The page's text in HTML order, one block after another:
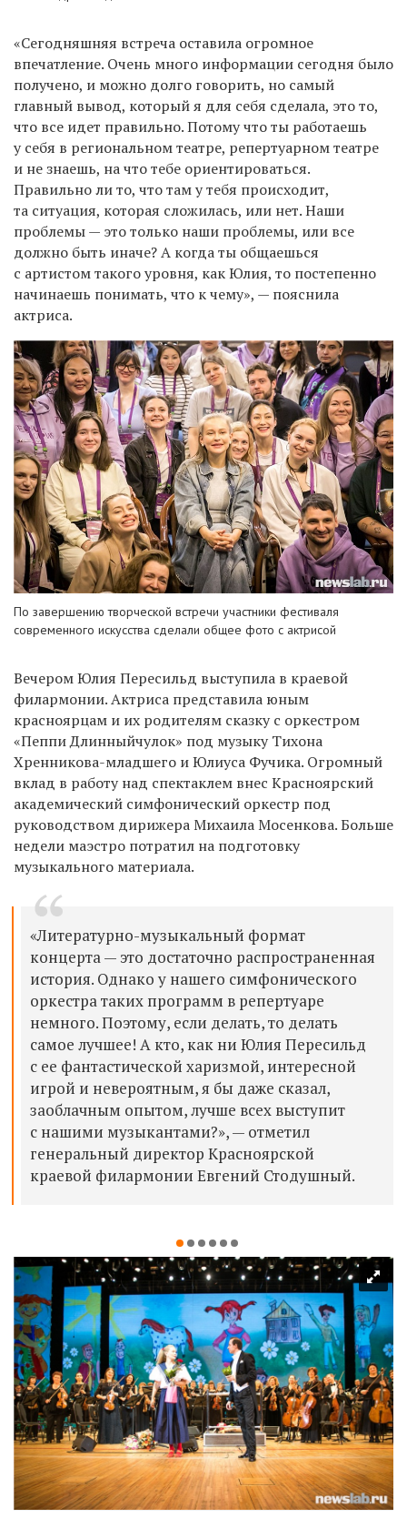
«Сегодняшняя встреча оставила огромное
впечатление. Очень много информации сегодня было
получено, и можно долго говорить, но самый
главный вывод, который я для себя сделала, это то,
что все идет правильно. Потому что ты работаешь
у себя в региональном театре, репертуарном театре
и не знаешь, на что тебе ориентироваться.
Правильно ли то, что там у тебя происходит,
та ситуация, которая сложилась, или нет. Наши
проблемы — это только наши проблемы, или все
должно быть иначе? А когда ты общаешься
с артистом такого уровня, как Юлия, то постепенно
начинаешь понимать, что к чему», — пояснила
актриса.
По завершению творческой встречи участники фестиваля
современного искусства сделали общее фото с актрисой
Вечером Юлия Пересильд выступила в краевой
филармонии. Актриса представила юным
красноярцам и их родителям сказку с оркестром
«Пеппи Длинныйчулок» под музыку Тихона
Хренникова-младшего и Юлиуса Фучика. Огромный
вклад в работу над спектаклем внес Красноярский
академический симфонический оркестр под
руководством дирижера Михаила Мосенкова. Больше
недели маэстро потратил на подготовку
музыкального материала.
«Литературно-музыкальный формат
концерта — это достаточно распространенная
история. Однако у нашего симфонического
оркестра таких программ в репертуаре
немного. Поэтому, если делать, то делать
самое лучшее! А кто, как ни Юлия Пересильд
с ее фантастической харизмой, интересной
игрой и невероятным, я бы даже сказал,
заоблачным опытом, лучше всех выступит
с нашими музыкантами?», — отметил
генеральный директор Красноярской
краевой филармонии Евгений Стодушный.